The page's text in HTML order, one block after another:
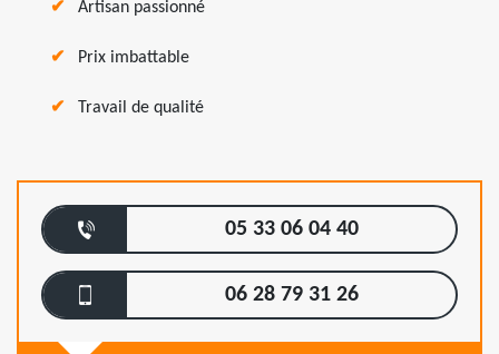
Artisan passionné
Prix imbattable
Travail de qualité
05 33 06 04 40
06 28 79 31 26